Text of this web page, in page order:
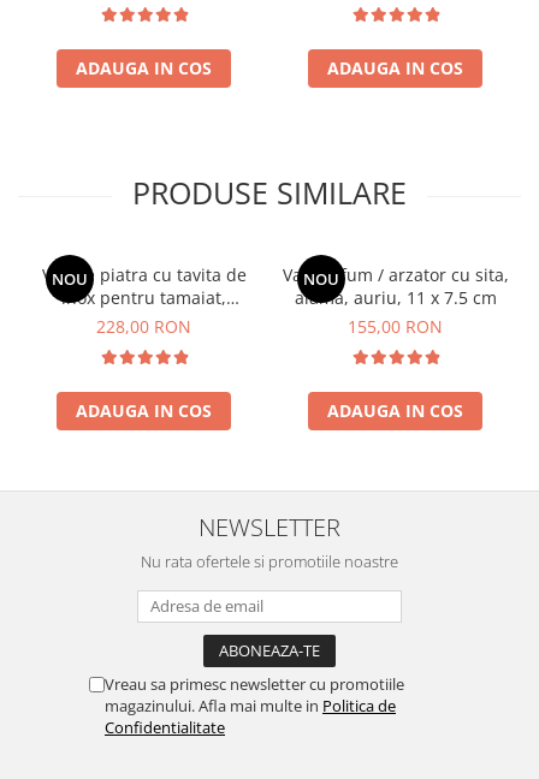
ADAUGA IN COS ADAUGA IN COS
PRODUSE SIMILARE
NOU
Vas de piatra cu tavita de
inox pentru tamaiat,
Mandala
228,00 RON
ADAUGA IN COS
NOU
Vas de fum / arzator cu sita,
alama, auriu, 11 x 7.5 cm
155,00 RON
ADAUGA IN COS
NEWSLETTER
Nu rata ofertele si promotiile noastre
Vreau sa primesc newsletter cu promotiile
magazinului. Afla mai multe in Politica de
Confidentialitate